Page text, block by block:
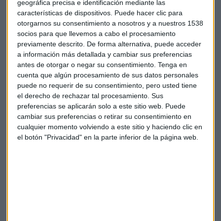
geográfica precisa e identificación mediante las
características de dispositivos. Puede hacer clic para
otorgarnos su consentimiento a nosotros y a nuestros 1538
socios para que llevemos a cabo el procesamiento
previamente descrito. De forma alternativa, puede acceder
a información más detallada y cambiar sus preferencias
antes de otorgar o negar su consentimiento. Tenga en
cuenta que algún procesamiento de sus datos personales
puede no requerir de su consentimiento, pero usted tiene
el derecho de rechazar tal procesamiento. Sus
preferencias se aplicarán solo a este sitio web. Puede
cambiar sus preferencias o retirar su consentimiento en
cualquier momento volviendo a este sitio y haciendo clic en
el botón "Privacidad" en la parte inferior de la página web.
conseguido hacerse un hueco en este ajetreado mundillo y
sobre todo cuál ha sido su estrategia para llegar al cliente
con su ropa.
Quisimos conocer las ventajas de usar estos espacios multi-
marca a la hora de emprender en moda. Nuestros invitados
aseguraron que estosmarketsson la mejor opción para
darse a conocer y María Jesús puso como ejemplo varias
marcas como Pompeii o Biombo 13 que han reconocido que
el paso por estos espacios es fundamental para alcanzar el